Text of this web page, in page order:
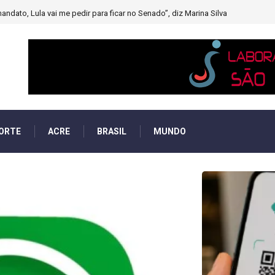
forte’ diminuindo chuvas e provocando secas de rios
ACRE BRASIL MUNDO